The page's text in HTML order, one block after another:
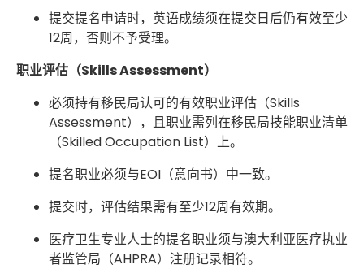
提交提名申请时，英语成绩须在提交日后仍有效至少
12周，否则不予受理。
职业评估（Skills Assessment）
必须持有移民局认可的有效职业评估（Skills
Assessment），且职业需列在移民局技能职业清单
（Skilled Occupation List）上。
提名职业必须与EOI（意向书）中一致。
提交时，评估结果需有至少12周有效期。
医疗卫生专业人士的提名职业须与澳大利亚医疗执业
者监管局（AHPRA）注册记录相符。